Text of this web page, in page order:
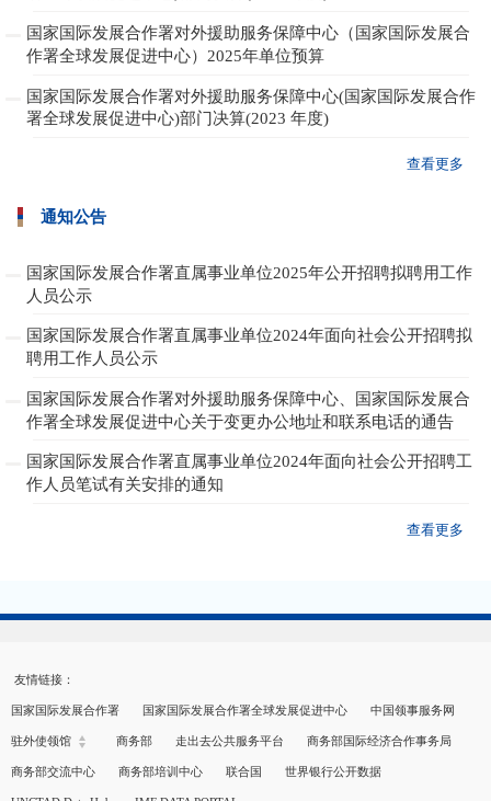
国家国际发展合作署对外援助服务保障中心（国家国际发展合
作署全球发展促进中心）2025年单位预算
国家国际发展合作署对外援助服务保障中心(国家国际发展合作
署全球发展促进中心)部门决算(2023 年度)
查看更多
通知公告
国家国际发展合作署直属事业单位2025年公开招聘拟聘用工作
人员公示
国家国际发展合作署直属事业单位2024年面向社会公开招聘拟
聘用工作人员公示
国家国际发展合作署对外援助服务保障中心、国家国际发展合
作署全球发展促进中心关于变更办公地址和联系电话的通告
国家国际发展合作署直属事业单位2024年面向社会公开招聘工
作人员笔试有关安排的通知
查看更多
友情链接：
国家国际发展合作署 国家国际发展合作署全球发展促进中心 中国领事服务网
驻外使领馆 商务部 走出去公共服务平台 商务部国际经济合作事务局
商务部交流中心 商务部培训中心 联合国 世界银行公开数据